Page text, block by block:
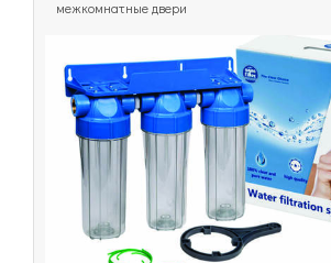
межкомнатные двери